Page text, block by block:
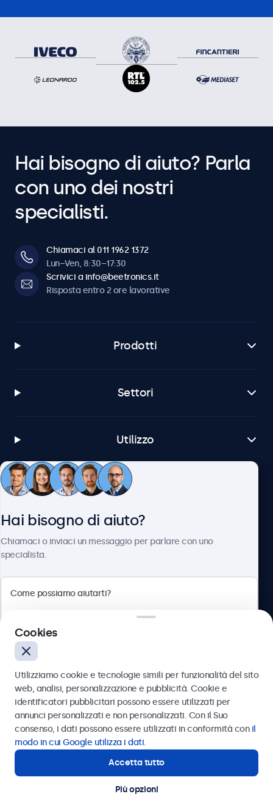
Hai bisogno di aiuto? Parla
con uno dei nostri
specialisti.
Chiamaci al 011 1962 1372
Lun–Ven, 8:30–17:30
Scrivici a info@beetronics.it
Risposta entro 2 ore lavorative
Prodotti
Settori
Utilizzo
Servizio Clienti
Italiano
© 2026 Beetronics
Hai bisogno di aiuto?
Chiamaci o inviaci un messaggio per parlare con uno
specialista.
Inviare
Oppure chiamaci al
Contatta i nostri esperti
Cookies
Utilizziamo cookie e tecnologie simili per funzionalità del sito
web, analisi, personalizzazione e pubblicità. Cookie e
identificatori pubblicitari possono essere utilizzati per
annunci personalizzati e non personalizzati. Con il Suo
consenso, i dati possono essere utilizzati in conformità con il
modo in cui Google utilizza i dati.
Accetta tutto
Più opzioni